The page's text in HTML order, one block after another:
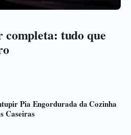
completa: tudo que
Pia Engordurada da Cozinha
Caseiras